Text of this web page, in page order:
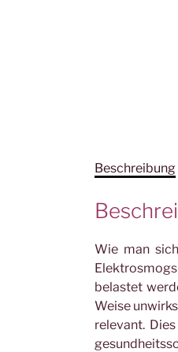
Beschreibung
Wie man
belastet
Weise
relevant.